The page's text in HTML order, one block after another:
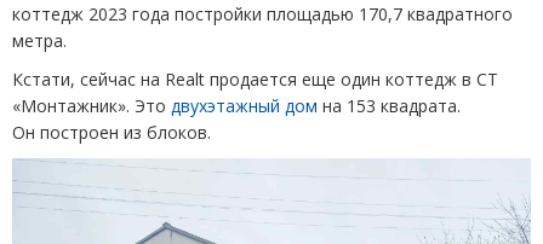
коттедж 2023 года постройки площадью 170,7 квадратного
метра.
Кстати, сейчас на Realt продается еще один коттедж в СТ
«Монтажник». Это двухэтажный дом на 153 квадрата.
Он построен из блоков.